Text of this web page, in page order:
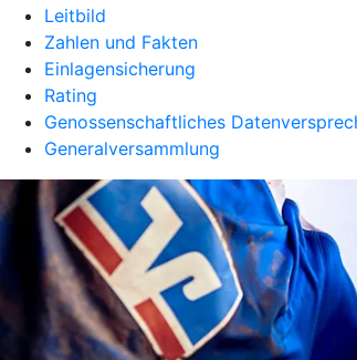
Leitbild
Zahlen und Fakten
Einlagensicherung
Rating
Genossenschaftliches
Generalversammlung